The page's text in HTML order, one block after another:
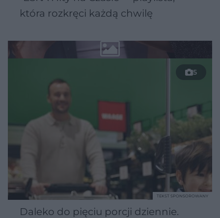
która rozkręci każdą chwilę
5
Daleko do pięciu porcji dziennie.
TEKST SPONSOROWANY